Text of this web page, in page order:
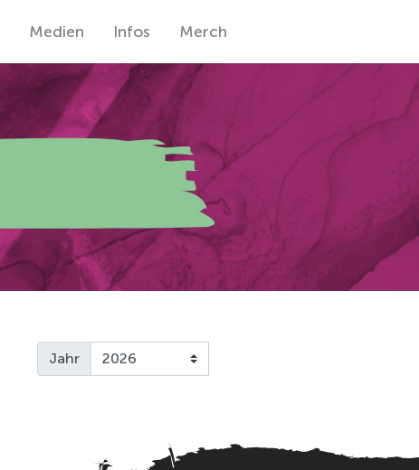
Medien Infos Merch
Jahr